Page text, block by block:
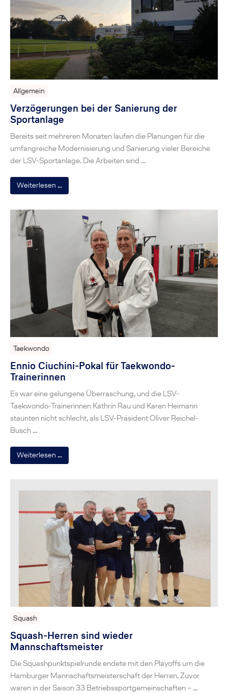
Allgemein
Verzögerungen bei der Sanierung der
Sportanlage
Bereits seit mehreren Monaten laufen die Planungen für die
umfangreiche Modernisierung und Sanierung vieler Bereiche
der LSV-Sportanlage. Die Arbeiten sind …
Weiterlesen …
Taekwondo
Ennio Ciuchini-Pokal für Taekwondo-
Trainerinnen
Es war eine gelungene Überraschung, und die LSV-
Taekwondo-Trainerinnen Kathrin Rau und Karen Heimann
staunten nicht schlecht, als LSV-Präsident Oliver Reichel-
Busch …
Weiterlesen …
Squash
Squash-Herren sind wieder
Mannschaftsmeister
Die Squashpunktspielrunde endete mit den Playoffs um die
Hamburger Mannschaftsmeisterschaft der Herren. Zuvor
waren in der Saison 33 Betriebssportgemeinschaften – …